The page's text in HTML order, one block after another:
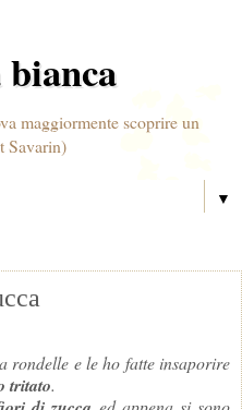
maggiormente scoprire un
Savarin)
▼
a rondelle e le ho fatte insaporire
tritato.